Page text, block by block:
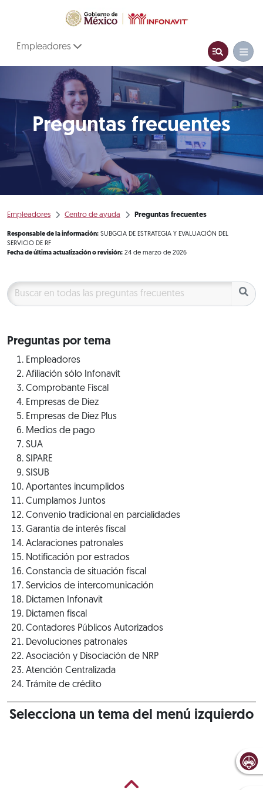
Empleadores
Preguntas frecuentes
Empleadores Centro de ayuda Preguntas frecuentes
Responsable de la información: SUBGCIA DE ESTRATEGIA Y EVALUACIÓN DEL
SERVICIO DE RF
Fecha de última actualización o revisión: 24 de marzo de 2026
Preguntas por tema
Empleadores
Afiliación sólo Infonavit
Comprobante Fiscal
Empresas de Diez
Empresas de Diez Plus
Medios de pago
SUA
SIPARE
SISUB
Aportantes incumplidos
Cumplamos Juntos
Convenio tradicional en parcialidades
Garantía de interés fiscal
Aclaraciones patronales
Notificación por estrados
Constancia de situación fiscal
Servicios de intercomunicación
Dictamen Infonavit
Dictamen fiscal
Contadores Públicos Autorizados
Devoluciones patronales
Asociación y Disociación de NRP
Atención Centralizada
Trámite de crédito
Selecciona un tema del menú izquierdo